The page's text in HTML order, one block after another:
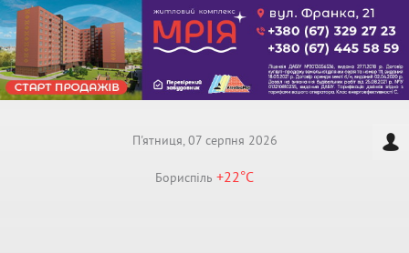
П'ятниця, 07 серпня 2026
Бориспiль +22°C